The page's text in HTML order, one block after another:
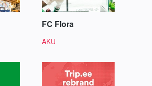
FC Flora
AKU